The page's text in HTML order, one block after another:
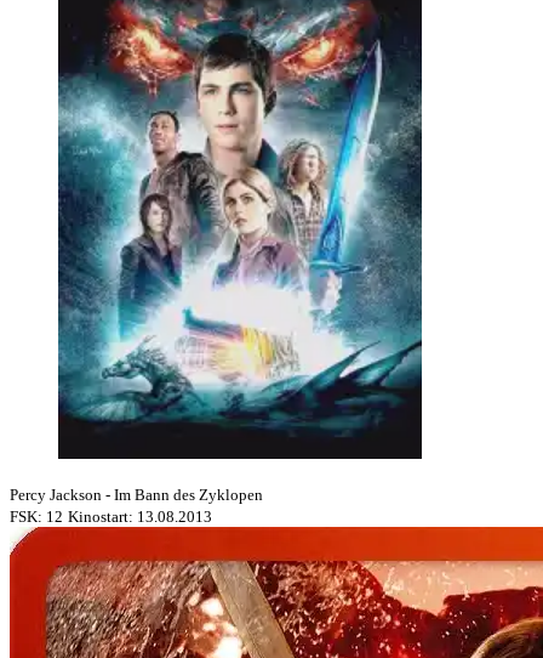
Percy Jackson - Im Bann des Zyklopen
FSK: 12 Kinostart: 13.08.2013